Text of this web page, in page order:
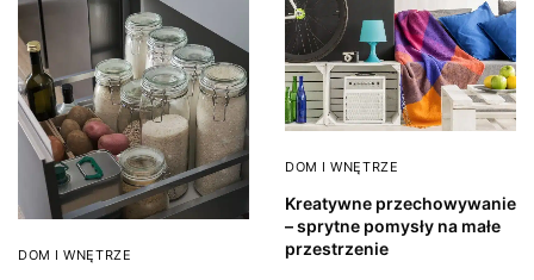
DOM I WNĘTRZE
DOM I WNĘTRZE
Kreatywne przechowywanie
– sprytne pomysły na małe
przestrzenie